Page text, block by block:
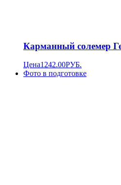
Карманный солемер
Цена1242.00РУБ.
Фото в подготовке